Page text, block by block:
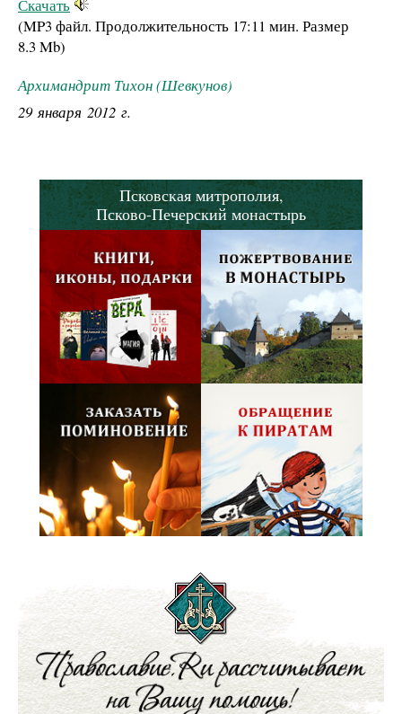
Скачать
(MP3 файл. Продолжительность 17:11 мин. Размер
8.3 Mb)
Архимандрит Тихон (Шевкунов)
29 января 2012 г.
Псковская митрополия,
Псково-Печерский монастырь